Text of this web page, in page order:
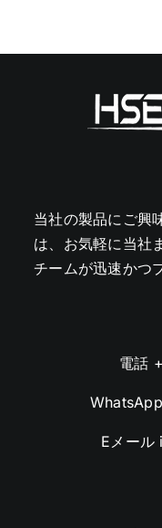
当社の製品にご興
は、お気軽に当社
チームが迅速かつ
電話
WhatsApp
Eメール